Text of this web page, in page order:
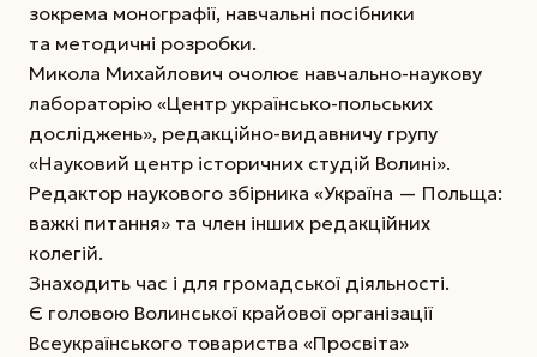
зокрема монографії, навчальні посібники
та методичні розробки.
Микола Михайлович очолює навчально-наукову
лабораторію «Центр українсько-польських
досліджень», редакційно-видавничу групу
«Науковий центр історичних студій Волині».
Редактор наукового збірника «Україна — Польща:
важкі питання» та член інших редакційних
колегій.
Знаходить час і для громадської діяльності.
Є головою Волинської крайової організації
Всеукраїнського товариства «Просвіта»